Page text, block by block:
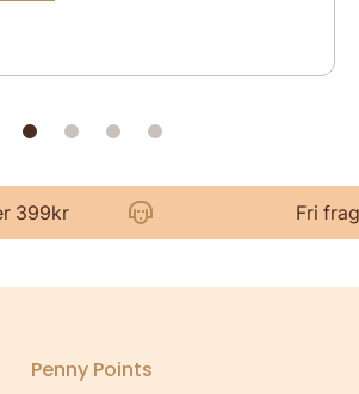
over 399kr
Penny Points